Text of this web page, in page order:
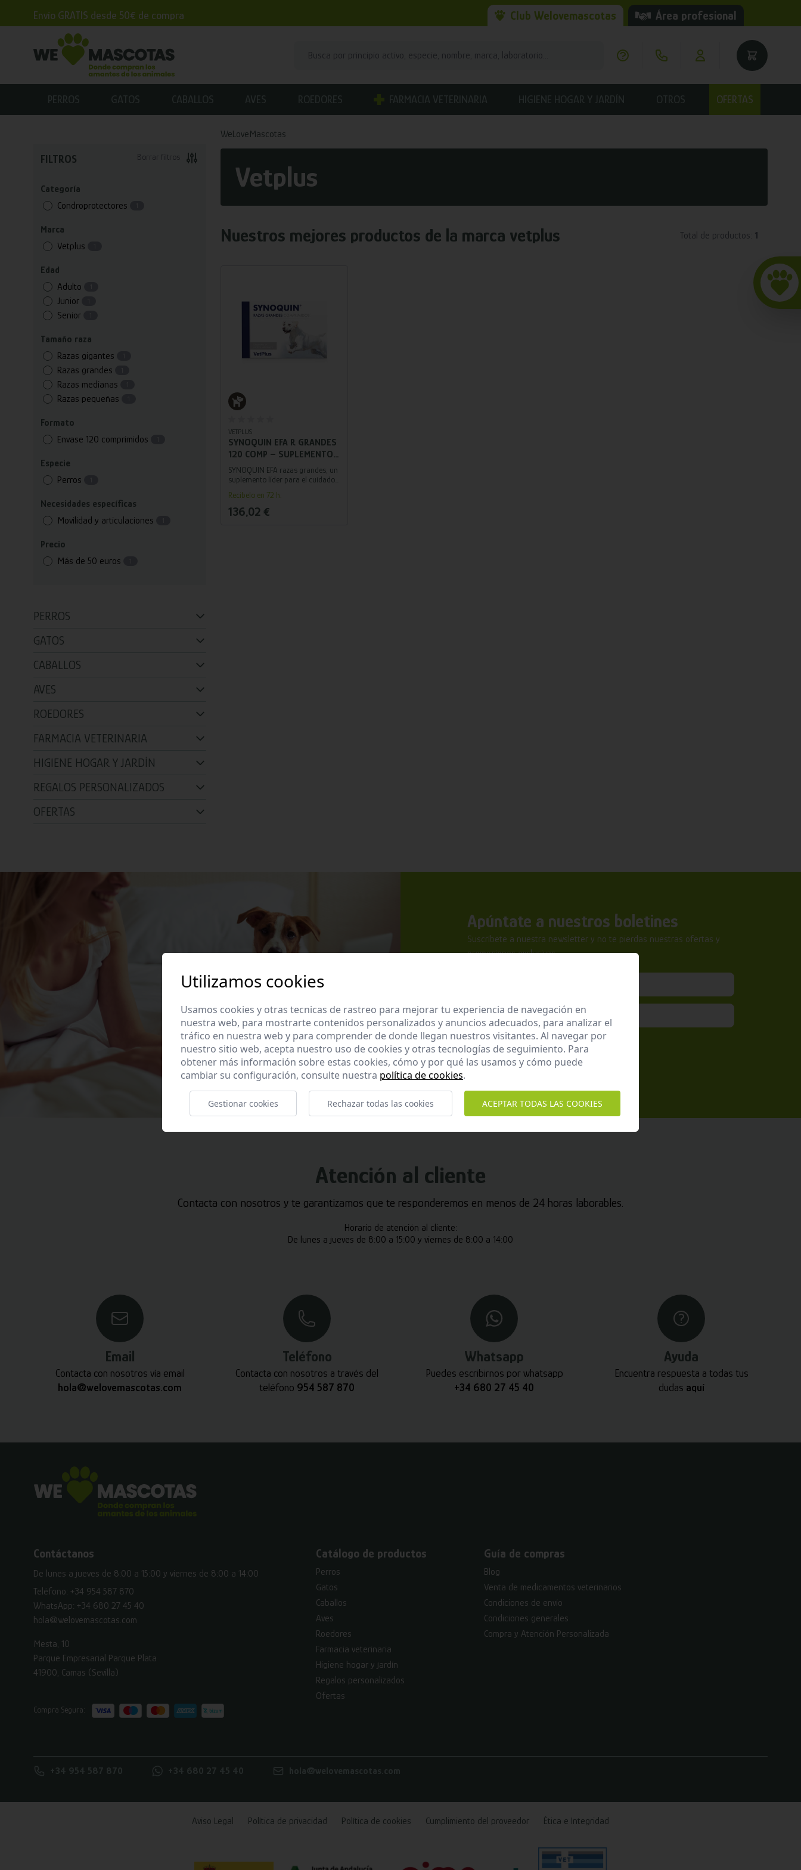
Envío GRATIS desde 50€ de compra Club Welovemascotas Área profesional
PERROS GATOS CABALLOS AVES ROEDORES FARMACIA VETERINARIA HIGIENE HOGAR Y JARDÍN OTROS OFERTAS
FILTROS Borrar filtros
Categoría
Condroprotectores
Marca
Vetplus
Edad
Adulto
Junior
Senior
Tamaño raza
Razas gigantes
Razas grandes
Razas medianas
Razas pequeñas
Formato
Envase 120 comprimidos
Especie
Perros
Necesidades específicas
Movilidad y articulaciones
Precio
Más de 50 euros
PERROS
GATOS
CABALLOS
AVES
ROEDORES
FARMACIA VETERINARIA
HIGIENE HOGAR Y JARDÍN
REGALOS PERSONALIZADOS
OFERTAS
WeLoveMascotas
Vetplus
Nuestros mejores productos de la marca vetplus Total de productos: 1
VETPLUS
SYNOQUIN EFA R GRANDES
120 COMP – SUPLEMENTO
ARTICULAR CON OMEGA 3
PARA PERROS DE RAZA
GRANDE
SYNOQUIN EFA razas grandes, un
suplemento líder para el cuidado
fuente única de Omega 3 que
benefician la salud de tu mascota.
Recíbelo en 72 h.
136,02 €
Apúntate a nuestros boletines
Suscríbete a nuestra newsletter y no te pierdas nuestras ofertas y
promociones exclusivas.
He leído y acepto laPolítica de Privacidad
Enviar
Atención al cliente
Contacta con nosotros y te garantizamos que te responderemos en menos de 24 horas laborables.
Horario de atención al cliente:
De lunes a jueves de 8:00 a 15:00 y viernes de 8:00 a 14:00
Email
Contacta con nosotros vía email
hola@welovemascotas.com
Teléfono
Contacta con nosotros a través del
teléfono 954 587 870
Whatsapp
Puedes escribirnos por whatsapp
+34 680 27 45 40
Ayuda
Encuentra respuesta a todas tus
dudas aquí
Contáctanos
De lunes a jueves de 8:00 a 15:00 y viernes de 8:00 a 14:00
Teléfono: +34 954 587 870
WhatsApp: +34 680 27 45 40
hola@welovemascotas.com
Mesta, 10
Parque Empresarial Parque Plata
41900, Camas (Sevilla)
Compra Segura:
Catálogo de productos
Perros
Gatos
Caballos
Aves
Roedores
Farmacia veterinaria
Higiene hogar y jardín
Regalos personalizados
Ofertas
Guía de compras
Blog
Venta de medicamentos veterinarios
Condiciones de envío
Condiciones generales
Compra y Atención Personalizada
+34 954 587 870 +34 680 27 45 40 hola@welovemascotas.com
Aviso Legal Política de privacidad Política de cookies Cumplimiento del proveedor Ética e Integridad
Utilizamos cookies
Usamos cookies y otras tecnicas de rastreo para mejorar tu experiencia de navegación en
nuestra web, para mostrarte contenidos personalizados y anuncios adecuados, para analizar el
tráfico en nuestra web y para comprender de donde llegan nuestros visitantes. Al navegar por
nuestro sitio web, acepta nuestro uso de cookies y otras tecnologías de seguimiento. Para
obtener más información sobre estas cookies, cómo y por qué las usamos y cómo puede
cambiar su configuración, consulte nuestra política de cookies.
Gestionar cookies Rechazar todas las cookies ACEPTAR TODAS LAS COOKIES